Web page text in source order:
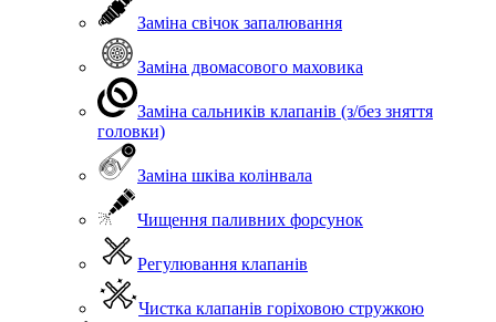
Заміна свічок запалювання
Заміна двомасового маховика
Заміна сальників клапанів (з/без зняття
головки)
Заміна шківа колінвала
Чищення паливних форсунок
Регулювання клапанів
Чистка клапанів горіховою стружкою